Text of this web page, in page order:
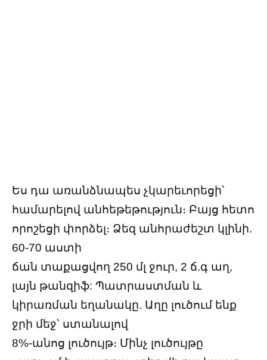
Ես դա առանձնապես չկարեւորեցի՝
համարելով անհեթեթություն։ Բայց հետո
որոշեցի փորձել։ Ձեզ անհրաժեշտ կլինի.
60-70 աստի
ճան տաքացվող 250 մլ ջուր, 2 ճ.գ աղ,
լայն թանզիֆ: Պատրաստման և
կիրառման եղանակը. Աղը լուծում ենք
ջրի մեջ՝ ստանալով
8%-անոց լուծույթ։ Մինչ լուծույթը